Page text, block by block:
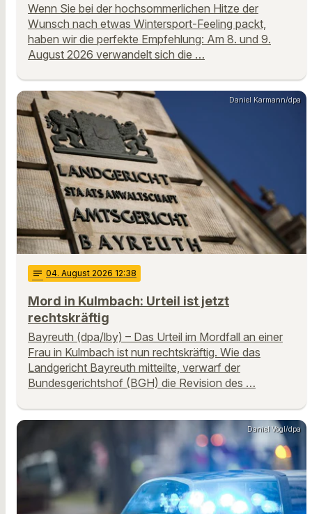
Wenn Sie bei der hochsommerlichen Hitze der
Wunsch nach etwas Wintersport-Feeling packt,
haben wir die perfekte Empfehlung: Am 8. und 9.
August 2026 verwandelt sich die …
Daniel Karmann/dpa
notes 04. August 2026 12:38
Mord in Kulmbach: Urteil ist jetzt
rechtskräftig
Bayreuth (dpa/lby) – Das Urteil im Mordfall an einer
Frau in Kulmbach ist nun rechtskräftig. Wie das
Landgericht Bayreuth mitteilte, verwarf der
Bundesgerichtshof (BGH) die Revision des …
Daniel Vogl/dpa